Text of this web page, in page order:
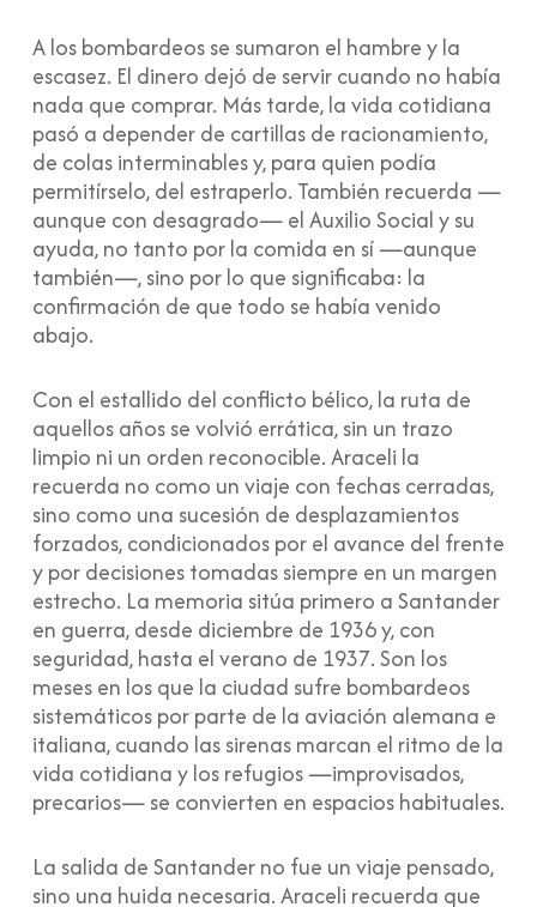
A los bombardeos se sumaron el hambre y la
escasez. El dinero dejó de servir cuando no había
nada que comprar. Más tarde, la vida cotidiana
pasó a depender de cartillas de racionamiento,
de colas interminables y, para quien podía
permitírselo, del estraperlo. También recuerda —
aunque con desagrado— el Auxilio Social y su
ayuda, no tanto por la comida en sí —aunque
también—, sino por lo que significaba: la
confirmación de que todo se había venido
abajo.
Con el estallido del conflicto bélico, la ruta de
aquellos años se volvió errática, sin un trazo
limpio ni un orden reconocible. Araceli la
recuerda no como un viaje con fechas cerradas,
sino como una sucesión de desplazamientos
forzados, condicionados por el avance del frente
y por decisiones tomadas siempre en un margen
estrecho. La memoria sitúa primero a Santander
en guerra, desde diciembre de 1936 y, con
seguridad, hasta el verano de 1937. Son los
meses en los que la ciudad sufre bombardeos
sistemáticos por parte de la aviación alemana e
italiana, cuando las sirenas marcan el ritmo de la
vida cotidiana y los refugios —improvisados,
precarios— se convierten en espacios habituales.
La salida de Santander no fue un viaje pensado,
sino una huida necesaria. Araceli recuerda que